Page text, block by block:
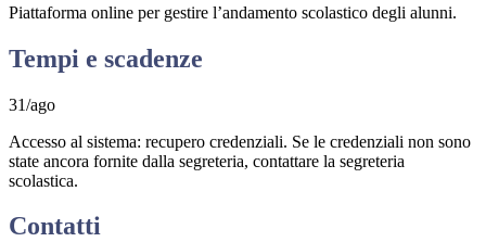
Piattaforma online per gestire l’andamento scolastico degli alunni.
Tempi e scadenze
31/ago
Accesso al sistema: recupero credenziali. Se le credenziali non sono
state ancora fornite dalla segreteria, contattare la segreteria
scolastica.
Contatti